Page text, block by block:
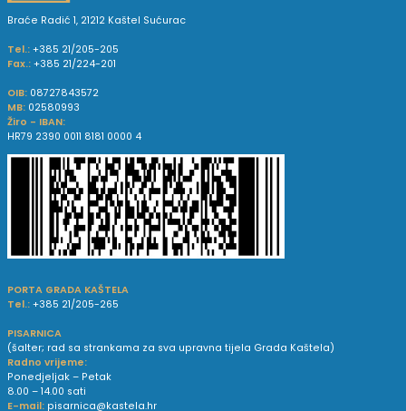
Braće Radić 1, 21212 Kaštel Sućurac
Tel.: +385 21/205-205
Fax.: +385 21/224-201
OIB: 08727843572
MB: 02580993
Žiro - IBAN:
HR79 2390 0011 8181 0000 4
PORTA GRADA KAŠTELA
Tel.: +385 21/205-265
PISARNICA
(šalter; rad sa strankama za sva upravna tijela Grada Kaštela)
Radno vrijeme:
Ponedjeljak – Petak
8.00 – 14.00 sati
E-mail: pisarnica@kastela.hr